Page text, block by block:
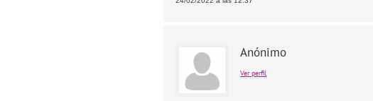
Anónimo
Ver perfil